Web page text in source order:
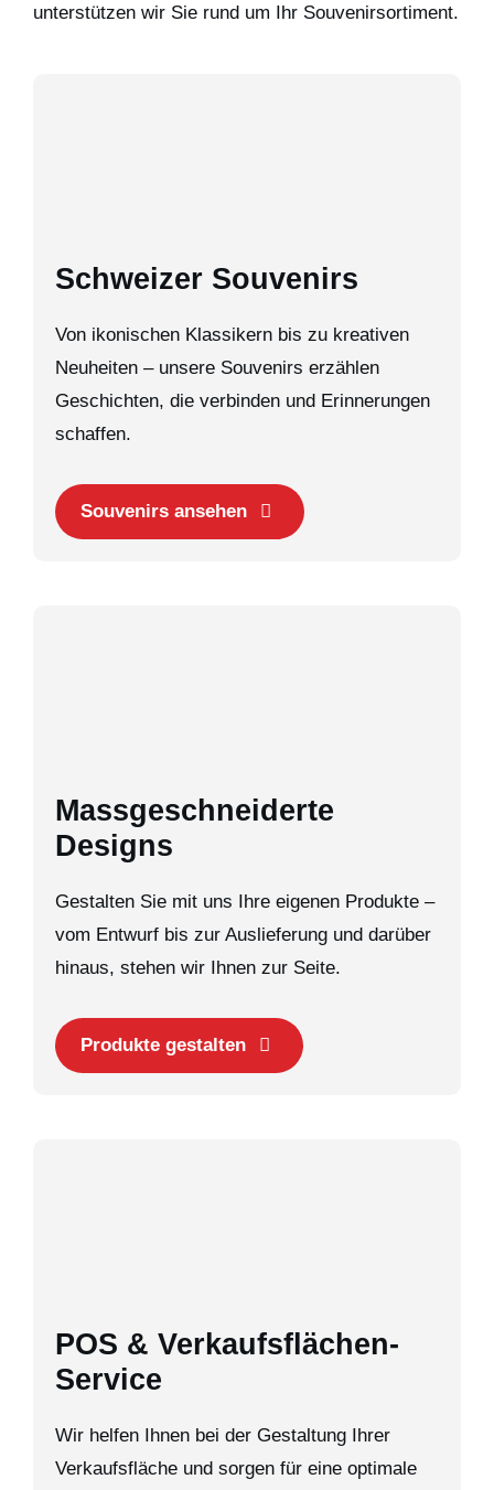
unterstützen wir Sie rund um Ihr Souvenirsortiment.
Schweizer Souvenirs
Von ikonischen Klassikern bis zu kreativen
Neuheiten – unsere Souvenirs erzählen
Geschichten, die verbinden und Erinnerungen
schaffen.
Souvenirs ansehen
Massgeschneiderte
Designs
Gestalten Sie mit uns Ihre eigenen Produkte –
vom Entwurf bis zur Auslieferung und darüber
hinaus, stehen wir Ihnen zur Seite.
Produkte gestalten
POS & Verkaufsflächen-
Service
Wir helfen Ihnen bei der Gestaltung Ihrer
Verkaufsfläche und sorgen für eine optimale